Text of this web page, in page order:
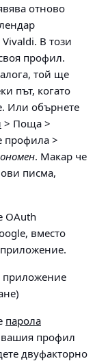
отново
В този
профил.
той ще
път, когато
Или обърнете
> Поща >
профила >
. Макар че
писма,
OAuth
вместо
приложение
парола
вашия профил
двуфакторно